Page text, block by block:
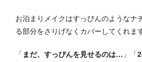
お泊まりメイクはすっぴんのようなナ
る部分をさりげなくカバーしてくれま
「 まだ、すっぴんを見せるのは… 」「